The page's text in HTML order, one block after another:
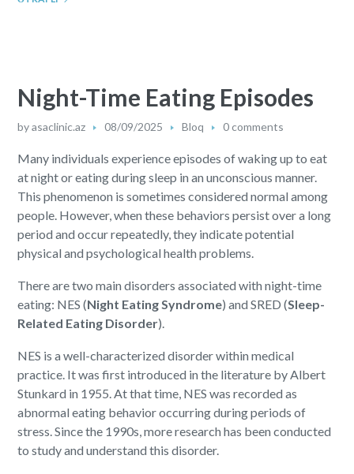
Night-Time Eating Episodes
byasaclinic.az 08/09/2025 Bloq 0 comments
Many individuals experience episodes of waking up to eat
at night or eating during sleep in an unconscious manner.
This phenomenon is sometimes considered normal among
people. However, when these behaviors persist over a long
period and occur repeatedly, they indicate potential
physical and psychological health problems.
There are two main disorders associated with night-time
eating: NES (Night Eating Syndrome) and SRED (Sleep-
Related Eating Disorder).
NES is a well-characterized disorder within medical
practice. It was first introduced in the literature by Albert
Stunkard in 1955. At that time, NES was recorded as
abnormal eating behavior occurring during periods of
stress. Since the 1990s, more research has been conducted
to study and understand this disorder.